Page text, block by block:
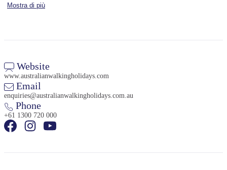
Mostra di più
Website
www.australianwalkingholidays.com
Email
enquiries@australianwalkingholidays.com.au
Phone
+61 1300 720 000